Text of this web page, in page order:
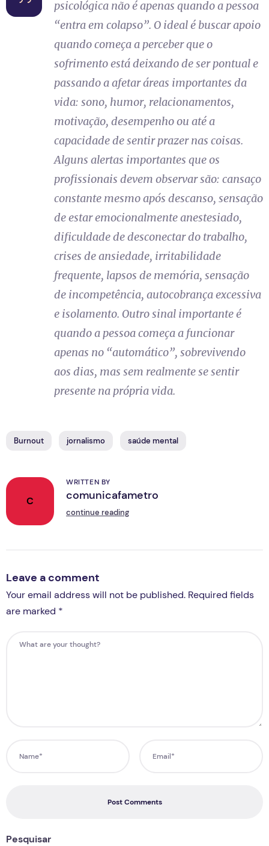
psicológica não é apenas quando a pessoa
“entra em colapso”. O ideal é buscar apoio
quando começa a perceber que o
sofrimento está deixando de ser pontual e
passando a afetar áreas importantes da
vida: sono, humor, relacionamentos,
motivação, desempenho ou até a
capacidade de sentir prazer nas coisas.
Alguns alertas importantes que os
profissionais devem observar são: cansaço
constante mesmo após descanso, sensação
de estar emocionalmente anestesiado,
dificuldade de desconectar do trabalho,
crises de ansiedade, irritabilidade
frequente, lapsos de memória, sensação
de incompetência, autocobrança excessiva
e isolamento. Outro sinal importante é
quando a pessoa começa a funcionar
apenas no “automático”, sobrevivendo
aos dias, mas sem realmente se sentir
presente na própria vida.
Burnout jornalismo saúde mental
C
WRITTEN BY
comunicafametro
continue reading
Leave a comment
Your email address will not be published. Required fields
are marked *
Post Comments
Pesquisar